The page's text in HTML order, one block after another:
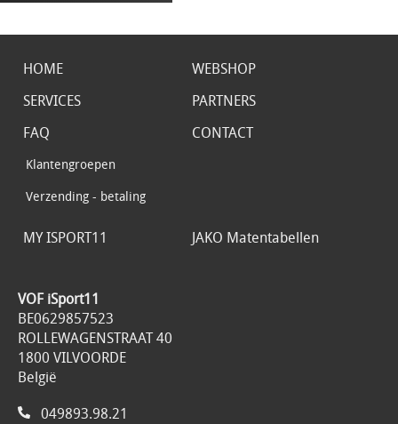
HOME
WEBSHOP
SERVICES
PARTNERS
FAQ
Klantengroepen
Verzending - betaling
CONTACT
MY ISPORT11 JAKO Matentabellen
VOF iSport11
BE0629857523
ROLLEWAGENSTRAAT 40
1800 VILVOORDE
België
049893.98.21